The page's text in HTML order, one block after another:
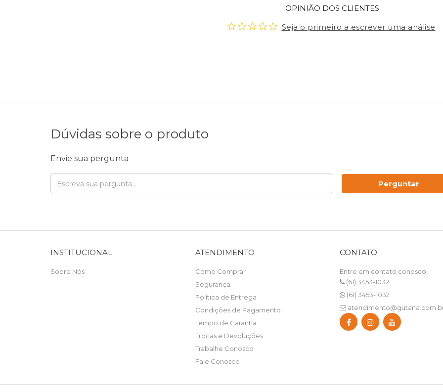
OPINIÃO DOS CLIENTES
Seja o primeiro a escrever uma análise
Dúvidas sobre o produto
Envie sua pergunta
Perguntar
INSTITUCIONAL
Sobre Nós
ATENDIMENTO
Como Comprar
Segurança
Política de Entrega
Condições de Pagamento
Tempo de Garantia
Trocas e Devoluções
Trabalhe Conosco
Fale Conosco
CONTATO
Entre em contato conosco
(61) 3453-1032
(61) 3453-1032